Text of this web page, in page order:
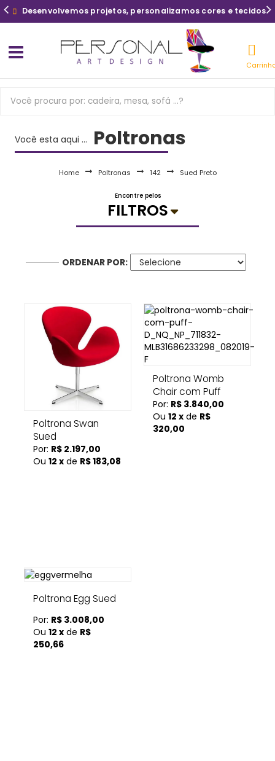
Desenvolvemos projetos, personalizamos cores e tecidos
Você esta aqui ... Poltronas
Home Poltronas 142 Sued Preto
Encontre pelos
FILTROS
ORDENAR POR:
Poltrona Swan
Sued
Por: R$ 2.197,00
Ou 12 x de R$ 183,08
Poltrona Womb
Chair com Puff
Por: R$ 3.840,00
Ou 12 x de R$
320,00
Poltrona Egg Sued
Por: R$ 3.008,00
Ou 12 x de R$
250,66